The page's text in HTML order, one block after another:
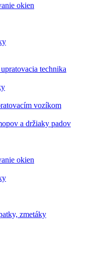
okien
technika
vozíkom
a držiaky padov
okien
zmetáky